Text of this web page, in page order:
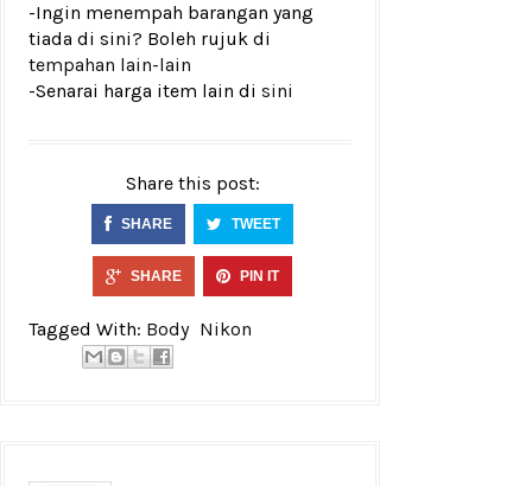
-Ingin menempah barangan yang
tiada di sini? Boleh rujuk di
tempahan lain-lain
-Senarai harga item lain di sini
Share this post:
SHARE TWEET
SHARE PIN IT
Tagged With: Body Nikon